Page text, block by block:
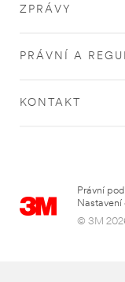
ZPRÁVY
PRÁVNÍ A
KONTAKT
Právní
Nastavení
© 3M